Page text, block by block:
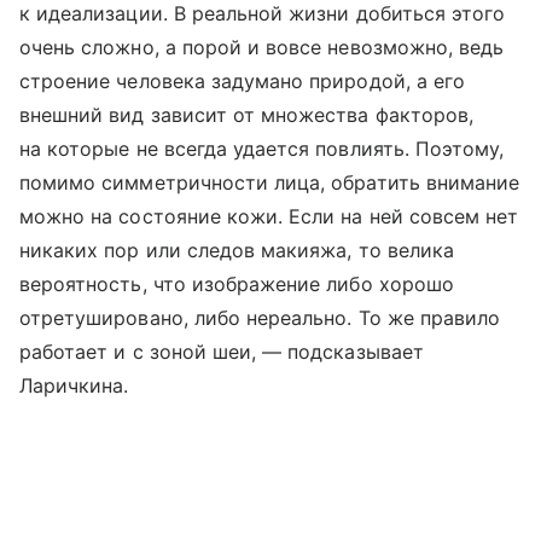
к идеализации. В реальной жизни добиться этого
очень сложно, а порой и вовсе невозможно, ведь
строение человека задумано природой, а его
внешний вид зависит от множества факторов,
на которые не всегда удается повлиять. Поэтому,
помимо симметричности лица, обратить внимание
можно на состояние кожи. Если на ней совсем нет
никаких пор или следов макияжа, то велика
вероятность, что изображение либо хорошо
отретушировано, либо нереально. То же правило
работает и с зоной шеи, — подсказывает
Ларичкина.